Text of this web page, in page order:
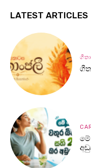
LATEST ARTICLES